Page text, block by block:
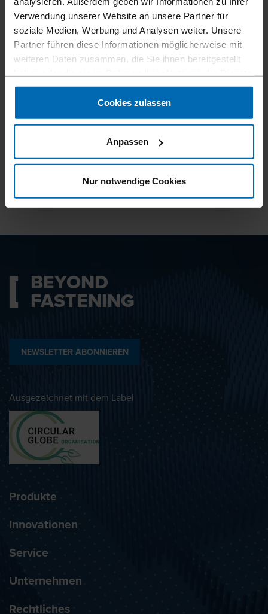
Verwendung unserer Website an unsere Partner für
soziale Medien, Werbung und Analysen weiter. Unsere
Partner führen diese Informationen möglicherweise mit
weiteren Daten zusammen, die Sie ihnen bereitgestellt
gesammelt haben.
Cookies zulassen
Anpassen
Nur notwendige Cookies
Befestigungsmitteln verfügbar?
Noch Fragen?
Wir helfen Ihnen gerne weiter.
KONTAKT KUNDENSERVICE
BEYOND
FASTENING
NEWSLETTER ABONNIEREN
Ausgezeichnet mit dem Label
Produkte
Innovationen
Service
Unternehmen
Rechtliches